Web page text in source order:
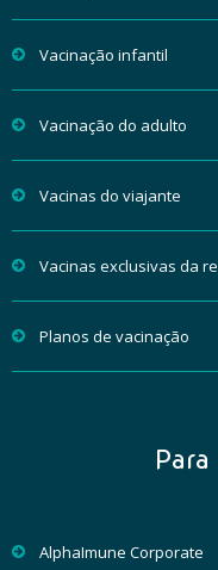
Vacinação infantil
Vacinação do adulto
Vacinas do viajante
Vacinas exclusivas da
Planos de vacinação
AlphaImune Corporate